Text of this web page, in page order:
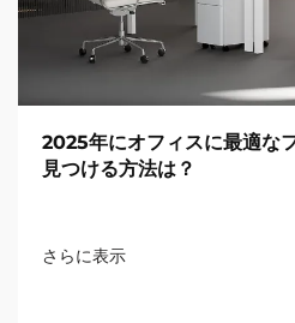
2025年にオフィスに最適な
見つける方法は？
さらに表示